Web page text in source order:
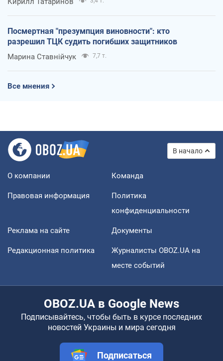
Посмертная "презумпция виновности": кто
разрешил ТЦК судить погибших защитников
Марина Ставнійчук 7,7 т.
Все мнения
В начало
О компании Команда
Правовая информация
Политика
конфиденциальности
Реклама на сайте Документы
Редакционная политика
Журналисты OBOZ.UA на
месте событий
OBOZ.UA в Google News
Подписывайтесь, чтобы быть в курсе последних
новостей Украины и мира сегодня
Подписаться